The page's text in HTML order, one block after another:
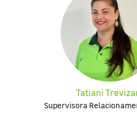
Tatiani
Supervisora